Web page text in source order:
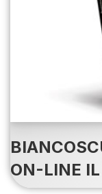
ON-LINE